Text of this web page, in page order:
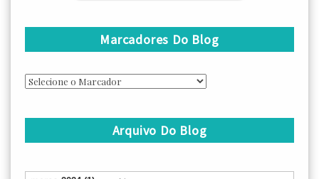
Marcadores Do Blog
Arquivo Do Blog